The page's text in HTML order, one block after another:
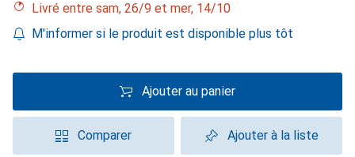
Livré entre sam, 26/9 et mer, 14/10
M'informer si le produit est disponible plus tôt
Ajouter au panier
Comparer Ajouter à la liste